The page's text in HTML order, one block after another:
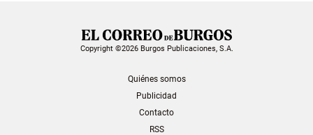
Copyright ©2026 Burgos Publicaciones, S.A.
Quiénes somos
Publicidad
Contacto
RSS